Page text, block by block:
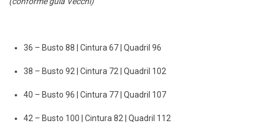
36 – Busto 88 | Cintura 67 | Quadril 96
38 – Busto 92 | Cintura 72 | Quadril 102
40 – Busto 96 | Cintura 77 | Quadril 107
42 – Busto 100 | Cintura 82 | Quadril 112